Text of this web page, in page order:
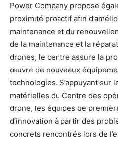
Power Company propose
proximité proactif afin
maintenance et du
de la maintenance et la
drones, le centre assure la
œuvre de nouveaux
technologies. S’appuyant sur
matérielles du Centre des
drone, les équipes de
d’innovation à partir des
concrets rencontrés lors de